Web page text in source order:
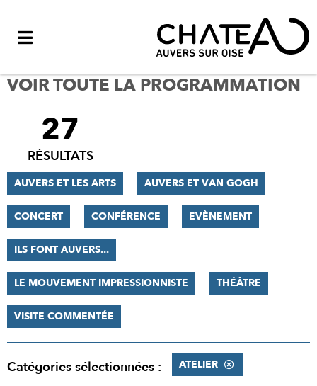
VOIR TOUTE LA PROGRAMMATION
FILTRER
RÉSULTATS
27
RÉSULTATS
AUVERS ET LES ARTS AUVERS ET VAN GOGH
CONCERT CONFÉRENCE EVÈNEMENT
ILS FONT AUVERS...
LE MOUVEMENT IMPRESSIONNISTE THÉÂTRE
VISITE COMMENTÉE
Catégories sélectionnées : ATELIER